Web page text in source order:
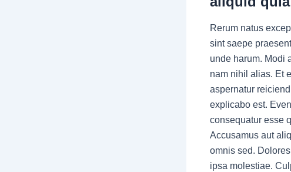
Rerum natus
sint saepe
unde harum. Modi
nam nihil alias. Et
aspernatur
explicabo est.
consequatur esse
Accusamus aut
omnis sed.
ipsa molestiae.